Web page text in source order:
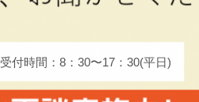
受付時間：8：30〜17：30(平日)